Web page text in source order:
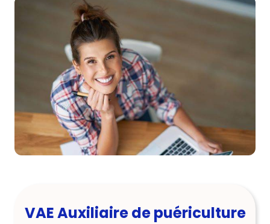
VAE Auxiliaire de puériculture